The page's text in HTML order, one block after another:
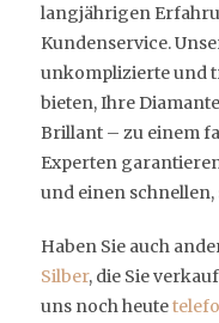
langjährigen
Kundenservice.
unkomplizierte und
bieten, Ihre
Brillant – zu einem
Experten
und einen
Haben Sie auch
Silber, die Sie
uns noch heute